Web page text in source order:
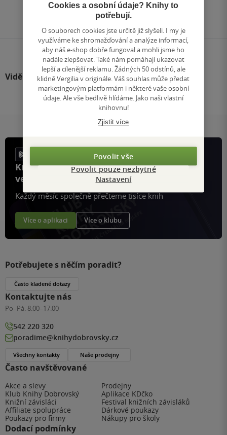
na
stránku
Viděli jste
Knihy, recenze a klubové výhody
ve vaší kapse a naší appce KDčko
Každý měsíc společně přečteme tisíce knih
Více o aplikaci Více o klubu
Často navštěvované
Akce a slevy
Prodejny
Klub Knihy Dobrovský
Aplikace KDčko
Knižní závisláci
Festival knižních závisláků
Affiliate spolupráce
Dárkové poukazy
Poukazy pro firmy
Nákupy pro školy
Dodací podmínky
Potřebujete s něčím poradit?
Často kladené dotazy
Kontaktujte nás
Po–Pá: 8:00–17:00
542 220 320
poradime@knihydobrovsky.cz
Všechny kontakty Naše prodejny
Cookies a osobní údaje? Knihy to
potřebují.
O souborech cookies jste určitě již slyšeli. I my je
využíváme ke shromažďování a analýze informací,
aby náš e-shop dobře fungoval a mohli jsme ho
nadále zlepšovat. Také nám pomáhají ukazovat
lepší a cílenější reklamu. Žádných 50 odstínů, ale
klidně Vergilia v originále. Váš souhlas může předat
marketingovým platformám i některé vaše osobní
údaje. Ale vše bedlivě hlídáme. Jako naši vlastní
knihovnu!
Zjistit více
Povolit vše
Povolit pouze nezbytné
Nastavení